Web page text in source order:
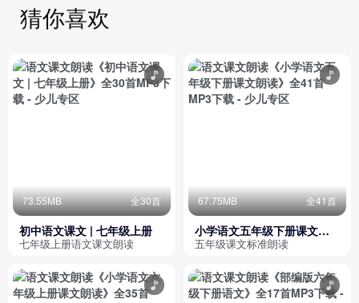
猜你喜欢
73.55MB 全30首
初中语文课文 | 七年级上册
七年级上册语文课文朗读
67.75MB 全41首
小学语文五年级下册课文朗
读
五年级课文标准朗读